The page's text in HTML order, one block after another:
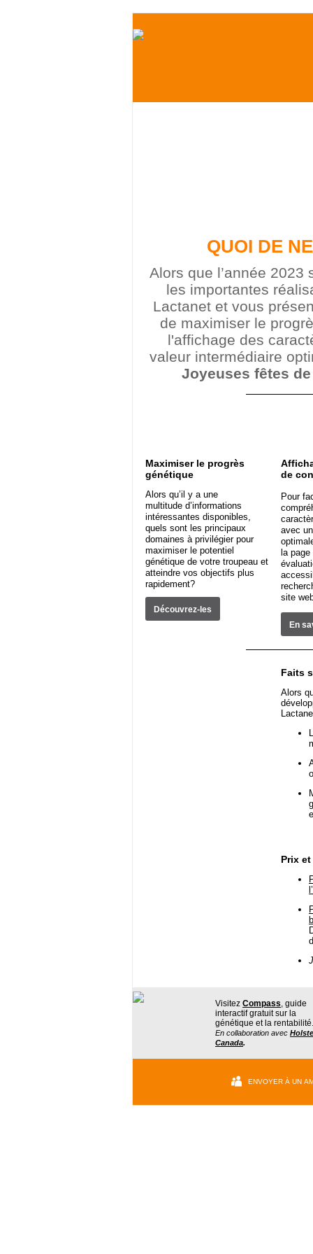
QUOI DE
Alors que l’année 2023
les importantes
Lactanet et vous
de maximiser le
l'affichage des
valeur intermédiaire
Joyeuses fêtes
Maximiser le progrès
génétique
Alors qu’il y a une
multitude d’informations
intéressantes disponibles,
quels sont les principaux
domaines à privilégier pour
maximiser le potentiel
génétique de votre troupeau et
atteindre vos objectifs plus
rapidement?
Découvrez-les
de
Pour
avec
la
site
En
Faits
Alors
Prix
Visitez Compass, guide
interactif gratuit sur la
génétique et la rentabilité.
En collaboration avec
Canada.
ENVOYER À UN